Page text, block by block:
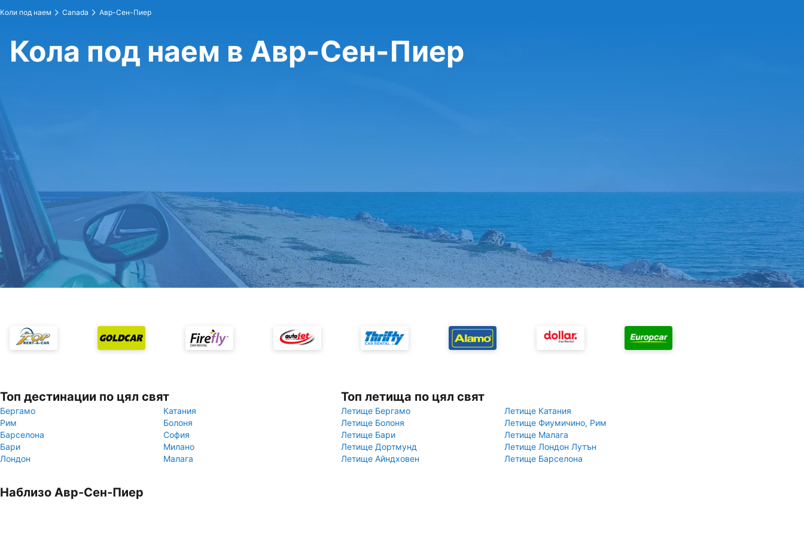
Коли под наем Canada Авр-Сен-Пиер
Кола под наем в Авр-Сен-Пиер
Топ дестинации по цял свят
Бергамо
Катания
Рим
Болоня
Барселона
София
Бари
Милано
Лондон
Малага
Топ летища по цял свят
Летище Бергамо
Летище Катания
Летище Болоня
Летище Фиумичино, Рим
Летище Бари
Летище Малага
Летище Дортмунд
Летище Лондон Лутън
Летище Айндховен
Летище Барселона
Наблизо Авр-Сен-Пиер